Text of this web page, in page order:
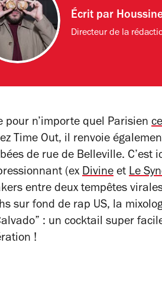
Écrit par
Directeur de la
pour n’importe quel Parisien
Time Out, il renvoie
de rue de Belleville. C’est
(ex Divine et Le
entre deux tempêtes
sur fond de rap US, la
: un cocktail super
!